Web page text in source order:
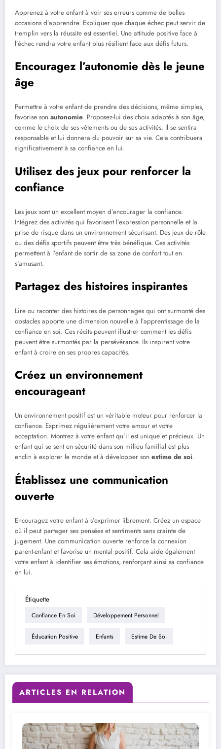
Apprenez à votre enfant à voir ses erreurs comme de belles
occasions d’apprendre. Expliquer que chaque échec peut servir de
tremplin vers la réussite est essentiel. Une attitude positive face à
l’échec rendra votre enfant plus résilient face aux défis futurs.
Encouragez l’autonomie dès le jeune
âge
Permettre à votre enfant de prendre des décisions, même simples,
favorise son autonomie. Proposez-lui des choix adaptés à son âge,
comme le choix de ses vêtements ou de ses activités. Il se sentira
responsable et lui donnera du pouvoir sur sa vie. Cela contribuera
significativement à sa confiance en lui.
Utilisez des jeux pour renforcer la
confiance
Les jeux sont un excellent moyen d’encourager la confiance.
Intégrez des activités qui favorisent l’expression personnelle et la
prise de risque dans un environnement sécurisant. Des jeux de rôle
ou des défis sportifs peuvent être très bénéfique. Ces activités
permettent à l’enfant de sortir de sa zone de confort tout en
s’amusant.
Partagez des histoires inspirantes
Lire ou raconter des histoires de personnages qui ont surmonté des
obstacles apporte une dimension nouvelle à l’apprentissage de la
confiance en soi. Ces récits peuvent illustrer comment les défis
peuvent être surmontés par la persévérance. Ils inspirent votre
enfant à croire en ses propres capacités.
Créez un environnement
encourageant
Un environnement positif est un véritable moteur pour renforcer la
confiance. Exprimez régulièrement votre amour et votre
acceptation. Montrez à votre enfant qu’il est unique et précieux. Un
enfant qui se sent en sécurité dans son milieu familial est plus
enclin à explorer le monde et à développer son estime de soi.
Établissez une communication
ouverte
Encouragez votre enfant à s’exprimer librement. Créez un espace
où il peut partager ses pensées et sentiments sans crainte de
jugement. Une communication ouverte renforce la connexion
parent-enfant et favorise un mental positif. Cela aide également
votre enfant à identifier ses émotions, renforçant ainsi sa confiance
en lui.
Étiquette
Confiance En Soi Développement Personnel
Éducation Positive Enfants Estime De Soi
ARTICLES EN RELATION